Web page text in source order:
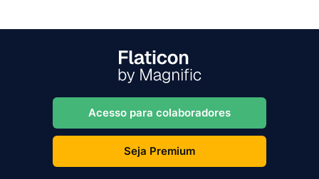
Acesso para colaboradores
Seja Premium